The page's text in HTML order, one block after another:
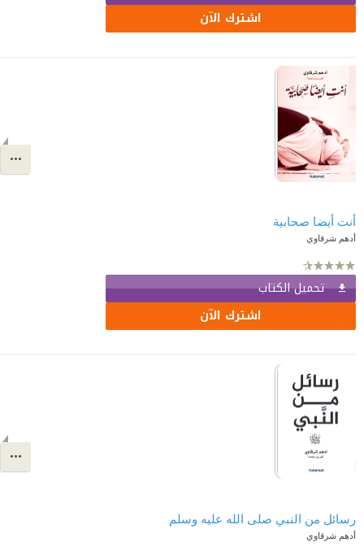
اشترك الآن
أنت أيضا صحابية
أدهم شرقاوي
تحميل الكتاب
اشترك الآن
رسائل من النبي صلى الله عليه وسلم
أدهم شرقاوي